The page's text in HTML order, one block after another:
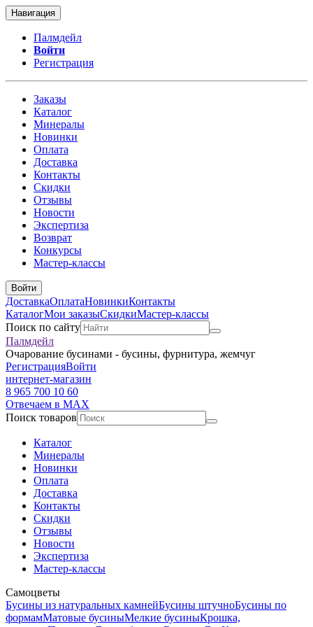
Навигация
Палмдейл
Войти
Регистрация
Заказы
Каталог
Минералы
Новинки
Оплата
Доставка
Контакты
Скидки
Отзывы
Новости
Экспертиза
Возврат
Конкурсы
Мастер-классы
Войти
ДоставкаОплатаНовинкиКонтакты
КаталогМои заказыСкидкиМастер-классы
Поиск по сайту
Палмдейл
Очарование бусинами - бусины, фурнитура, жемчуг
РегистрацияВойти
интернет-магазин
8 965 700 10 60
Отвечаем в MAX
Поиск товаров
Каталог
Минералы
Новинки
Оплата
Доставка
Контакты
Скидки
Отзывы
Новости
Экспертиза
Мастер-классы
Самоцветы
Бусины из натуральных камнейБусины штучноБусины по
формамМатовые бусиныМелкие бусиныКрошка,